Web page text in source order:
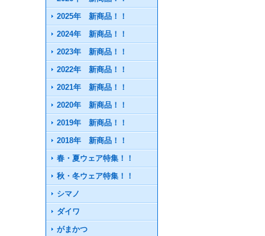
2025年 新商品！！
2024年 新商品！！
2023年 新商品！！
2022年 新商品！！
2021年 新商品！！
2020年 新商品！！
2019年 新商品！！
2018年 新商品！！
春・夏ウェア特集！！
秋・冬ウェア特集！！
シマノ
ダイワ
がまかつ